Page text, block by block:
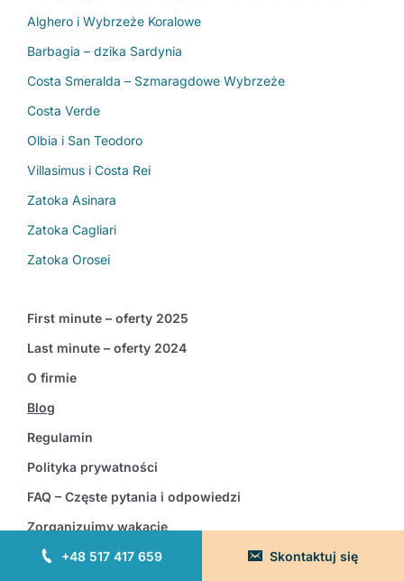
+48 517 417 659 Skontaktuj się
Alghero i Wybrzeże Koralowe
Barbagia – dzika Sardynia
Costa Smeralda – Szmaragdowe Wybrzeże
Costa Verde
Olbia i San Teodoro
Villasimus i Costa Rei
Zatoka Asinara
Zatoka Cagliari
Zatoka Orosei
First minute – oferty 2025
Last minute – oferty 2024
O firmie
Blog
Regulamin
Polityka prywatności
FAQ – Częste pytania i odpowiedzi
Zorganizujmy wakacje